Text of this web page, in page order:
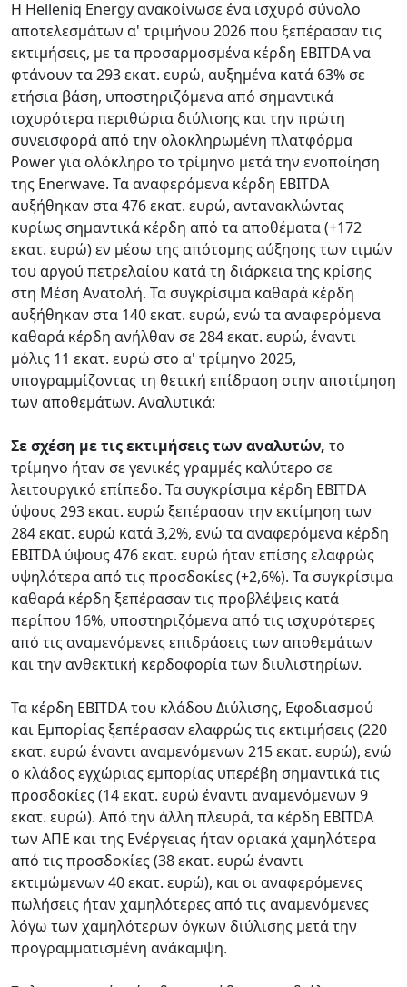
Η Helleniq Energy ανακοίνωσε ένα ισχυρό σύνολο
αποτελεσμάτων α' τριμήνου 2026 που ξεπέρασαν τις
εκτιμήσεις, με τα προσαρμοσμένα κέρδη EBITDA να
φτάνουν τα 293 εκατ. ευρώ, αυξημένα κατά 63% σε
ετήσια βάση, υποστηριζόμενα από σημαντικά
ισχυρότερα περιθώρια διύλισης και την πρώτη
συνεισφορά από την ολοκληρωμένη πλατφόρμα
Power για ολόκληρο το τρίμηνο μετά την ενοποίηση
της Enerwave. Τα αναφερόμενα κέρδη EBITDA
αυξήθηκαν στα 476 εκατ. ευρώ, αντανακλώντας
κυρίως σημαντικά κέρδη από τα αποθέματα (+172
εκατ. ευρώ) εν μέσω της απότομης αύξησης των τιμών
του αργού πετρελαίου κατά τη διάρκεια της κρίσης
στη Μέση Ανατολή. Τα συγκρίσιμα καθαρά κέρδη
αυξήθηκαν στα 140 εκατ. ευρώ, ενώ τα αναφερόμενα
καθαρά κέρδη ανήλθαν σε 284 εκατ. ευρώ, έναντι
μόλις 11 εκατ. ευρώ στο α' τρίμηνο 2025,
υπογραμμίζοντας τη θετική επίδραση στην αποτίμηση
των αποθεμάτων. Αναλυτικά:
Σε σχέση με τις εκτιμήσεις των αναλυτών, το
τρίμηνο ήταν σε γενικές γραμμές καλύτερο σε
λειτουργικό επίπεδο. Τα συγκρίσιμα κέρδη EBITDA
ύψους 293 εκατ. ευρώ ξεπέρασαν την εκτίμηση των
284 εκατ. ευρώ κατά 3,2%, ενώ τα αναφερόμενα κέρδη
EBITDA ύψους 476 εκατ. ευρώ ήταν επίσης ελαφρώς
υψηλότερα από τις προσδοκίες (+2,6%). Τα συγκρίσιμα
καθαρά κέρδη ξεπέρασαν τις προβλέψεις κατά
περίπου 16%, υποστηριζόμενα από τις ισχυρότερες
από τις αναμενόμενες επιδράσεις των αποθεμάτων
και την ανθεκτική κερδοφορία των διυλιστηρίων.
Τα κέρδη EBITDA του κλάδου Διύλισης, Εφοδιασμού
και Εμπορίας ξεπέρασαν ελαφρώς τις εκτιμήσεις (220
εκατ. ευρώ έναντι αναμενόμενων 215 εκατ. ευρώ), ενώ
ο κλάδος εγχώριας εμπορίας υπερέβη σημαντικά τις
προσδοκίες (14 εκατ. ευρώ έναντι αναμενόμενων 9
εκατ. ευρώ). Από την άλλη πλευρά, τα κέρδη EBITDA
των ΑΠΕ και της Ενέργειας ήταν οριακά χαμηλότερα
από τις προσδοκίες (38 εκατ. ευρώ έναντι
εκτιμώμενων 40 εκατ. ευρώ), και οι αναφερόμενες
πωλήσεις ήταν χαμηλότερες από τις αναμενόμενες
λόγω των χαμηλότερων όγκων διύλισης μετά την
προγραμματισμένη ανάκαμψη.